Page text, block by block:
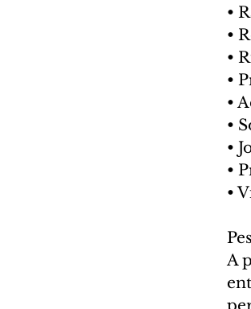
•
•
•
•
•
•
•
•
•
A